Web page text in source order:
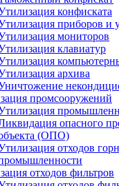
конфиската
приборов и
мониторов
клавиатур
архива
промсооружений
опасного
(ОПО)
отходов
отходов фильтров